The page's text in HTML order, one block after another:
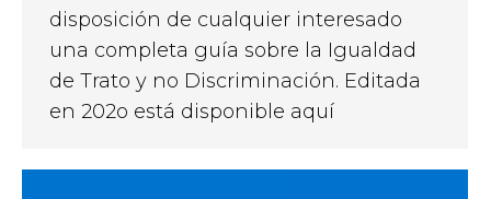
disposición de cualquier interesado
una completa guía sobre la Igualdad
de Trato y no Discriminación. Editada
en 202o está disponible aquí